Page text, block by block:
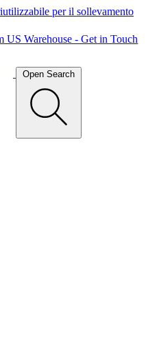
per il sollevamento
US Warehouse - Get in Touch
Open Search